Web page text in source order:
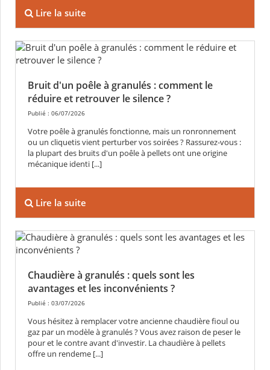
Lire la suite
Bruit d'un poêle à granulés : comment le
réduire et retrouver le silence ?
Publié : 06/07/2026
Votre poêle à granulés fonctionne, mais un ronronnement
ou un cliquetis vient perturber vos soirées ? Rassurez-vous :
la plupart des bruits d'un poêle à pellets ont une origine
mécanique identi [...]
Lire la suite
Chaudière à granulés : quels sont les
avantages et les inconvénients ?
Publié : 03/07/2026
Vous hésitez à remplacer votre ancienne chaudière fioul ou
gaz par un modèle à granulés ? Vous avez raison de peser le
pour et le contre avant d'investir. La chaudière à pellets
offre un rendeme [...]